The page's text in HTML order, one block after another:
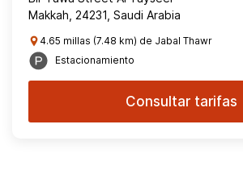
Makkah, 24231, Saudi Arabia
4.65 millas (7.48 km) de Jabal Thawr
Estacionamiento
Consultar tarifas